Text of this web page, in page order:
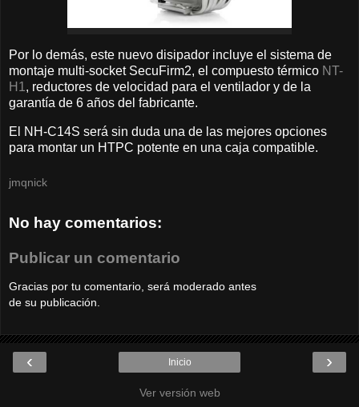
Por lo demás, este nuevo disipador incluye el sistema de
montaje multi-socket SecuFirm2, el compuesto térmico NT-
H1 , reductores de velocidad para el ventilador y de la
garantía de 6 años del fabricante.
El NH-C14S será sin duda una de las mejores opciones
para montar un HTPC potente en una caja compatible.
jmqnick
No hay comentarios:
Publicar un comentario
Gracias por tu comentario, será moderado antes
de su publicación.
‹ ›
Inicio
Ver versión web